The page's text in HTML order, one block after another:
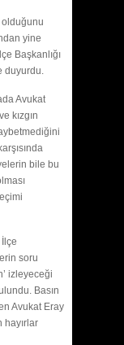
olduğunu
yine
Başkanlığı
duyurdu.
Avukat
kızgın
bile bu
soru
izleyeceği
Basın
Avukat Eray
hayırlar